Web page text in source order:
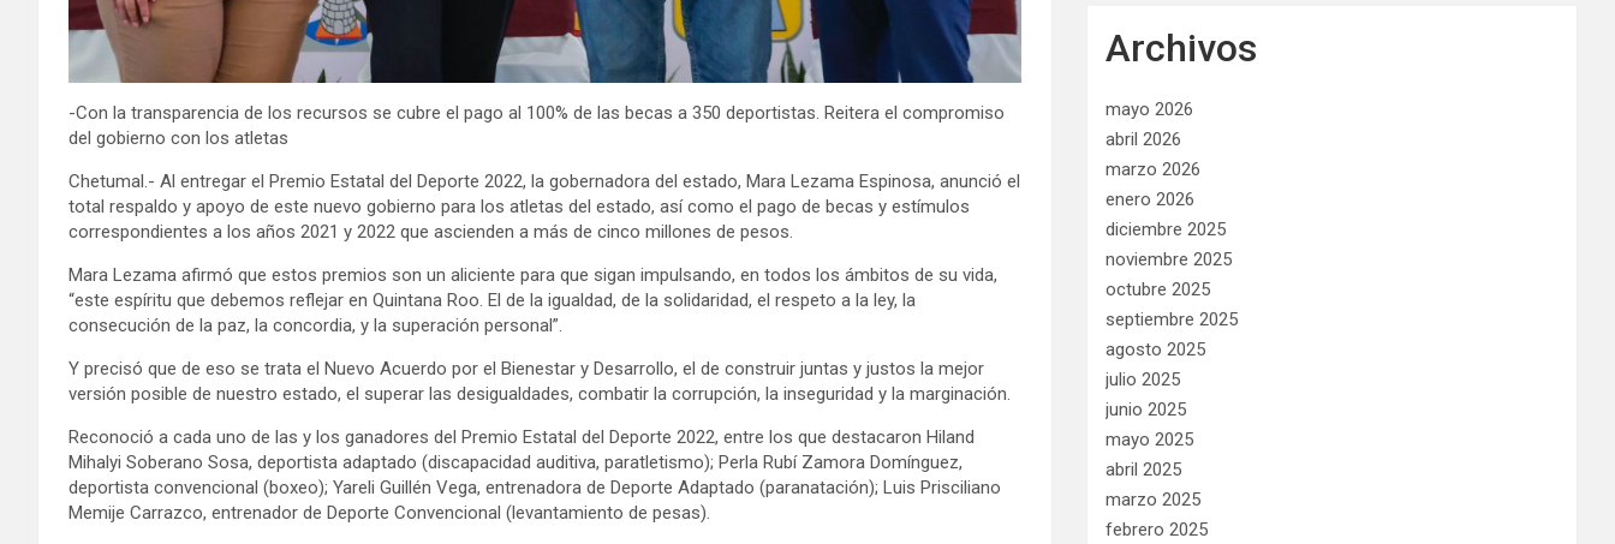
-Con la transparencia de los recursos se cubre el pago al 100% de las becas a 350 deportistas. Reitera el compromiso
del gobierno con los atletas
Chetumal.- Al entregar el Premio Estatal del Deporte 2022, la gobernadora del estado, Mara Lezama Espinosa, anunció el
total respaldo y apoyo de este nuevo gobierno para los atletas del estado, así como el pago de becas y estímulos
correspondientes a los años 2021 y 2022 que ascienden a más de cinco millones de pesos.
Mara Lezama afirmó que estos premios son un aliciente para que sigan impulsando, en todos los ámbitos de su vida,
“este espíritu que debemos reflejar en Quintana Roo. El de la igualdad, de la solidaridad, el respeto a la ley, la
consecución de la paz, la concordia, y la superación personal”.
Y precisó que de eso se trata el Nuevo Acuerdo por el Bienestar y Desarrollo, el de construir juntas y justos la mejor
versión posible de nuestro estado, el superar las desigualdades, combatir la corrupción, la inseguridad y la marginación.
Reconoció a cada uno de las y los ganadores del Premio Estatal del Deporte 2022, entre los que destacaron Hiland
Mihalyi Soberano Sosa, deportista adaptado (discapacidad auditiva, paratletismo); Perla Rubí Zamora Domínguez,
deportista convencional (boxeo); Yareli Guillén Vega, entrenadora de Deporte Adaptado (paranatación); Luis Prisciliano
Memije Carrazco, entrenador de Deporte Convencional (levantamiento de pesas).
Archivos
mayo 2026
abril 2026
marzo 2026
enero 2026
diciembre 2025
noviembre 2025
octubre 2025
septiembre 2025
agosto 2025
julio 2025
junio 2025
mayo 2025
abril 2025
marzo 2025
febrero 2025